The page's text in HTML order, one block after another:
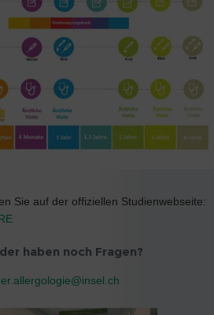
Sie auf der offiziellen Studienwebseite:
haben noch Fragen?
insel.ch